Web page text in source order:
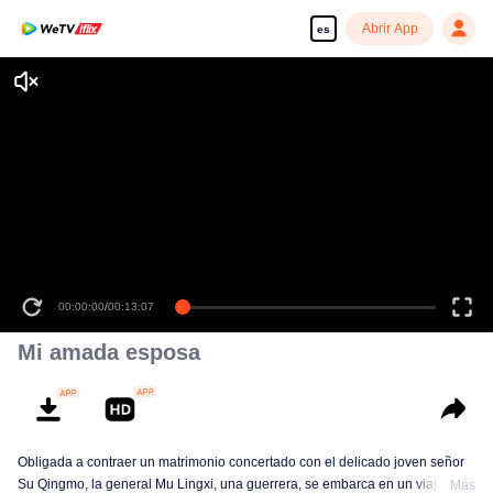
es Abrir App
00:00:00/00:13:07
Mi amada esposa
Obligada a contraer un matrimonio concertado con el delicado joven señor
Su Qingmo, la general Mu Lingxi, una guerrera, se embarca en un viaje
Más